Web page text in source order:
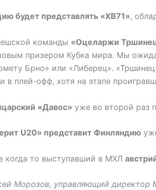
будет представлять «ХВ71»,
команды «Оцеларжи
призером Кубка мира. Мы
Брно» или «Либерец».
в плей-офф, хотя на этапе
«Давос» уже во второй раз
U20» представит Финляндию
когда то выступавший в МХЛ
Морозов, управляющий директор